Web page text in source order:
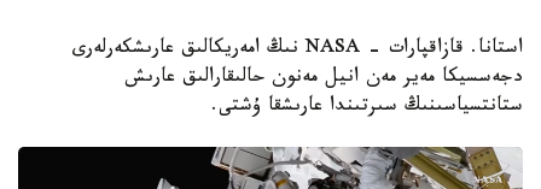
استانا. قازاقپارات - NASA نىڭ امەريكالىق عارىشكەرلەرى
دجەسسيكا مەير مەن انيل مەنون حالىقارالىق عارىش
ستانتسياسىنىڭ سىرتىندا عارىشقا ۇشتى.